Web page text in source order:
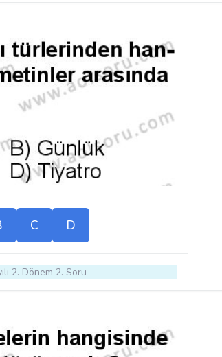
C D
2. Dönem 2. Soru